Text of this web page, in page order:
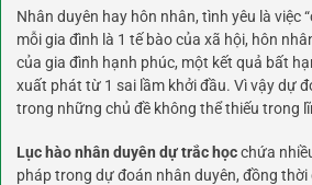
Nhân duyên hay hôn nhân, tình yêu là việc
mỗi gia đình là 1 tế bào của xã hội, hôn
của gia đình hạnh phúc, một kết quả bất
xuất phát từ 1 sai lầm khởi đầu. Vì vậy dự
trong những chủ đề không thể thiếu trong
Lục hào nhân duyên dự trắc họcchứa
pháp trong dự đoán nhân duyên, đồng thời